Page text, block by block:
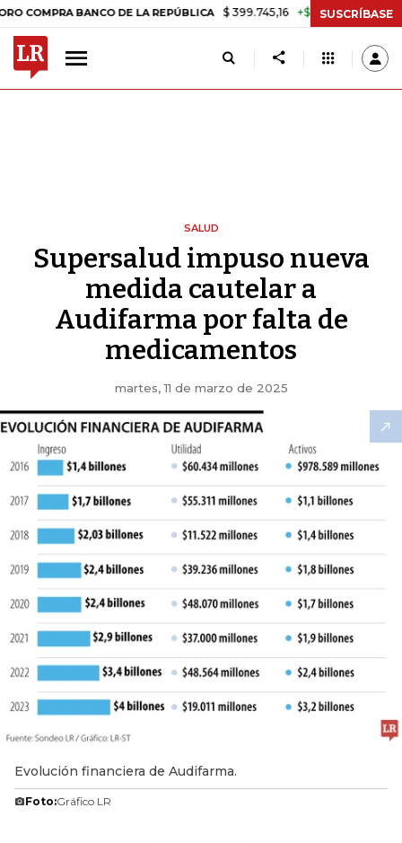
BANCO DE LA REPÚBLICA $ 399.745,16 +$ 2.295,71 +0,58%
SUSCRÍBASE
SALUD
Supersalud impuso nueva
medida cautelar a
Audifarma por falta de
medicamentos
martes, 11 de marzo de 2025
Evolución financiera de Audifarma.
Foto:Gráfico LR